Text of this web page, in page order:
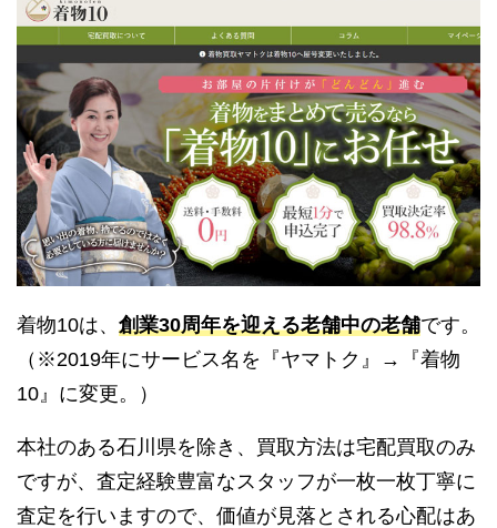
着物10は、 創業30周年を迎える老舗中の老舗です。
（※2019年にサービス名を『ヤマトク』→『着物
10』に変更。）
本社のある石川県を除き、買取方法は宅配買取のみ
ですが、査定経験豊富なスタッフが一枚一枚丁寧に
査定を行いますので、価値が見落とされる心配はあ